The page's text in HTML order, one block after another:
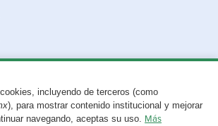
incluyendo de terceros (como
), para mostrar contenido institucional y mejorar
navegando, aceptas su uso. Más
con esta página?Repórtalo aquí.